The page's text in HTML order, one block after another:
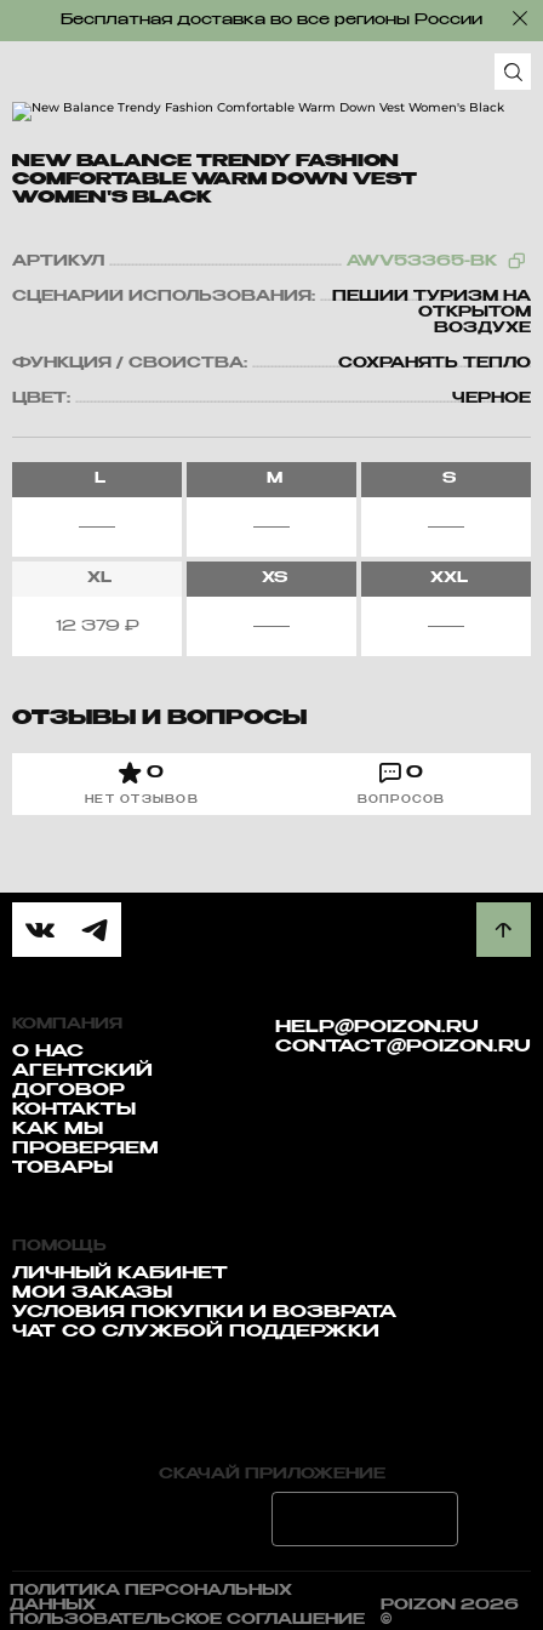
Бесплатная доставка во все регионы России
NEW BALANCE TRENDY FASHION
COMFORTABLE WARM DOWN VEST
WOMEN'S BLACK
АРТИКУЛ AWV53365-BK
СЦЕНАРИЙ ИСПОЛЬЗОВАНИЯ:
ПЕШИЙ ТУРИЗМ НА
ОТКРЫТОМ
ВОЗДУХЕ
ФУНКЦИЯ / СВОЙСТВА: СОХРАНЯТЬ ТЕПЛО
ЦВЕТ: ЧЕРНОЕ
L M S
XL
12 379 ₽
XS XXL
ОТЗЫВЫ И ВОПРОСЫ
0
НЕТ ОТЗЫВОВ
0
ВОПРОСОВ
КОМПАНИЯ
О НАС
АГЕНТСКИЙ
ДОГОВОР
КОНТАКТЫ
КАК МЫ
ПРОВЕРЯЕМ
ТОВАРЫ
HELP@POIZON.RU
CONTACT@POIZON.RU
ПОМОЩЬ
ЛИЧНЫЙ КАБИНЕТ
МОИ ЗАКАЗЫ
УСЛОВИЯ ПОКУПКИ И ВОЗВРАТА
ЧАТ СО СЛУЖБОЙ ПОДДЕРЖКИ
СКАЧАЙ ПРИЛОЖЕНИЕ
ПОЛИТИКА ПЕРСОНАЛЬНЫХ
ДАННЫХ
ПОЛЬЗОВАТЕЛЬСКОЕ СОГЛАШЕНИЕ
POIZON 2026
©